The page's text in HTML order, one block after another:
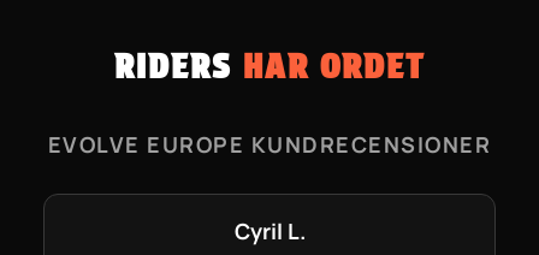
RIDERS HAR ORDET
EVOLVE EUROPE KUNDRECENSIONER
Cyril L.